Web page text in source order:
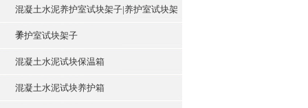
混凝土水泥养护室试块架子|养护室试块架
子
养护室试块架子
混凝土水泥试块保温箱
混凝土水泥试块养护箱